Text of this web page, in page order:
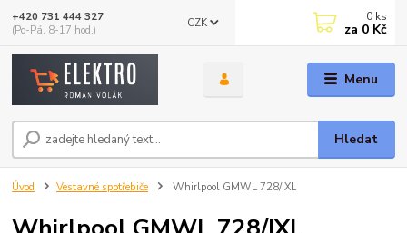
Menu
CZK
Hledat
+420 731 444 327
(Po-Pá, 8-17 hod.)
0 ks
za 0 Kč
Úvod Vestavné spotřebiče Whirlpool GMWL 728/IXL